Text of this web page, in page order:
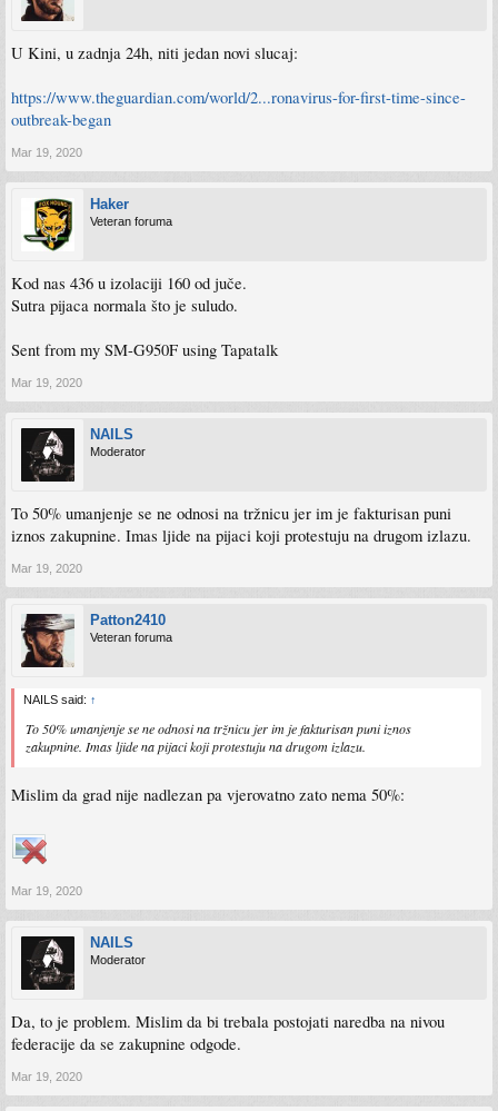
U Kini, u zadnja 24h, niti jedan novi slucaj:
https://www.theguardian.com/world/2...ronavirus-for-first-time-since-
outbreak-began
Mar 19, 2020
Haker
Veteran foruma
Kod nas 436 u izolaciji 160 od juče.
Sutra pijaca normala što je suludo.
Sent from my SM-G950F using Tapatalk
Mar 19, 2020
NAILS
Moderator
To 50% umanjenje se ne odnosi na tržnicu jer im je fakturisan puni
iznos zakupnine. Imas ljide na pijaci koji protestuju na drugom izlazu.
Mar 19, 2020
Patton2410
Veteran foruma
NAILS said: ↑
To 50% umanjenje se ne odnosi na tržnicu jer im je fakturisan puni iznos
zakupnine. Imas ljide na pijaci koji protestuju na drugom izlazu.
Mislim da grad nije nadlezan pa vjerovatno zato nema 50%:
Mar 19, 2020
NAILS
Moderator
Da, to je problem. Mislim da bi trebala postojati naredba na nivou
federacije da se zakupnine odgode.
Mar 19, 2020